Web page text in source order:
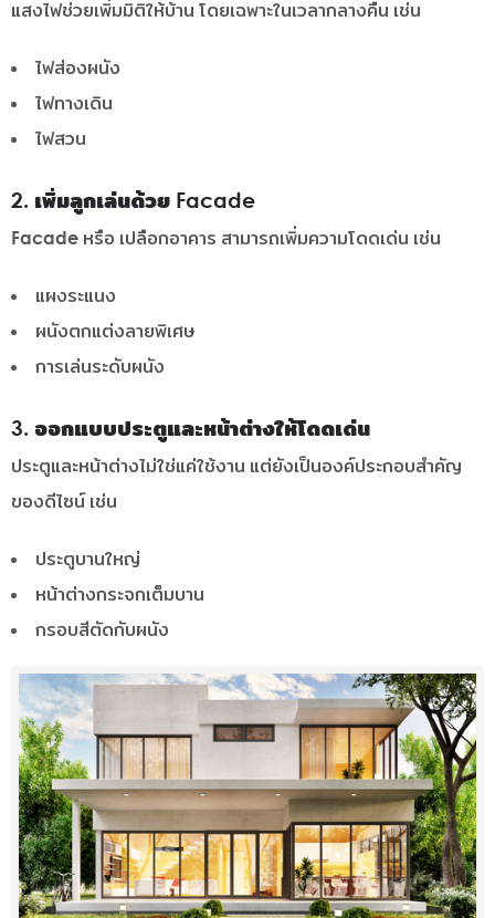
แสงไฟช่วยเพิ่มมิติให้บ้าน โดยเฉพาะในเวลากลางคืน เช่น
ไฟส่องผนัง
ไฟทางเดิน
ไฟสวน
2. เพิ่มลูกเล่นด้วย Facade
Facade หรือ เปลือกอาคาร สามารถเพิ่มความโดดเด่น เช่น
แผงระแนง
ผนังตกแต่งลายพิเศษ
การเล่นระดับผนัง
3. ออกแบบประตูและหน้าต่างให้โดดเด่น
ประตูและหน้าต่างไม่ใช่แค่ใช้งาน แต่ยังเป็นองค์ประกอบสำคัญ
ของดีไซน์ เช่น
ประตูบานใหญ่
หน้าต่างกระจกเต็มบาน
กรอบสีตัดกับผนัง